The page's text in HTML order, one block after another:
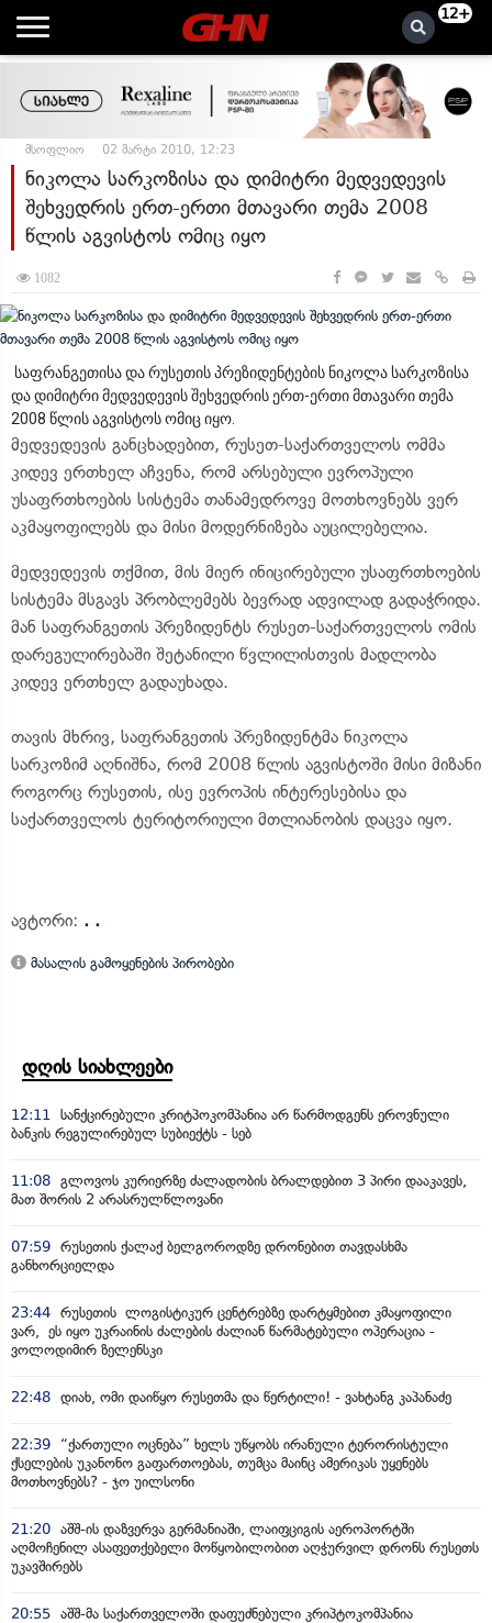
12+
მსოფლიო 02 მარტი 2010, 12:23
ნიკოლა სარკოზისა და დიმიტრი მედვედევის
შეხვედრის ერთ-ერთი მთავარი თემა 2008
წლის აგვისტოს ომიც იყო
1082
საფრანგეთისა და რუსეთის პრეზიდენტების ნიკოლა სარკოზისა
და დიმიტრი მედვედევის შეხვედრის ერთ-ერთი მთავარი თემა
2008 წლის აგვისტოს ომიც იყო.
მედვედევის განცხადებით, რუსეთ-საქართველოს ომმა
კიდევ ერთხელ აჩვენა, რომ არსებული ევროპული
უსაფრთხოების სისტემა თანამედროვე მოთხოვნებს ვერ
აკმაყოფილებს და მისი მოდერნიზება აუცილებელია.
მედვედევის თქმით, მის მიერ ინიცირებული უსაფრთხოების
სისტემა მსგავს პრობლემებს ბევრად ადვილად გადაჭრიდა.
მან საფრანგეთის პრეზიდენტს რუსეთ-საქართველოს ომის
დარეგულირებაში შეტანილი წვლილისთვის მადლობა
კიდევ ერთხელ გადაუხადა.
თავის მხრივ, საფრანგეთის პრეზიდენტმა ნიკოლა
სარკოზიმ აღნიშნა, რომ 2008 წლის აგვისტოში მისი მიზანი
როგორც რუსეთის, ისე ევროპის ინტერესებისა და
საქართველოს ტერიტორიული მთლიანობის დაცვა იყო.
ავტორი: . .
მასალის გამოყენების პირობები
დღის სიახლეები
12:11 სანქცირებული კრიტპოკომპანია არ წარმოდგენს ეროვნული
ბანკის რეგულირებულ სუბიექტს - სებ
11:08 გლოვოს კურიერზე ძალადობის ბრალდებით 3 პირი დააკავეს,
მათ შორის 2 არასრულწლოვანი
07:59 რუსეთის ქალაქ ბელგოროდზე დრონებით თავდასხმა
განხორციელდა
23:44 რუსეთის ლოგისტიკურ ცენტრებზე დარტყმებით კმაყოფილი
ვარ, ეს იყო უკრაინის ძალების ძალიან წარმატებული ოპერაცია -
ვოლოდიმირ ზელენსკი
22:48 დიახ, ომი დაიწყო რუსეთმა და წერტილი! - ვახტანგ კაპანაძე
22:39
“ქართული ოცნება” ხელს უწყობს ირანული ტერორისტული
ქსელების უკანონო გაფართოებას, თუმცა მაინც ამერიკას უყენებს
მოთხოვნებს? - ჯო უილსონი
21:20 აშშ-ის დაზვერვა გერმანიაში, ლაიფციგის აეროპორტში
აღმოჩენილ ასაფეთქებელი მოწყობილობით აღჭურვილ დრონს რუსეთს
უკავშირებს
20:55 აშშ-მა საქართველოში დაფუძნებული კრიპტოკომპანია